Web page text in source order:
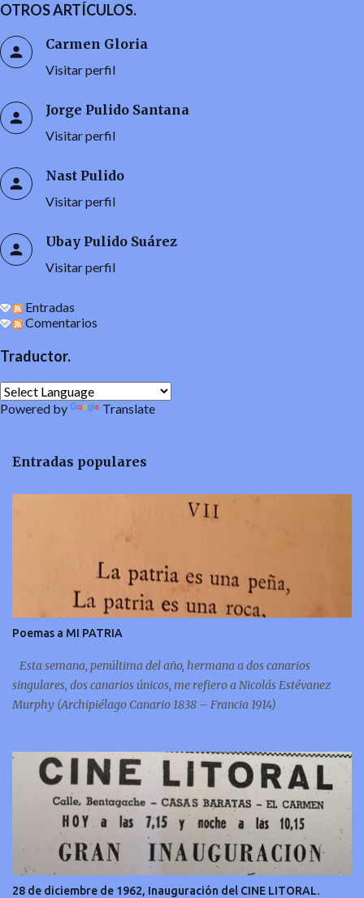
OTROS ARTÍCULOS.
Carmen Gloria
Visitar perfil
Jorge Pulido Santana
Visitar perfil
Nast Pulido
Visitar perfil
Ubay Pulido Suárez
Visitar perfil
Entradas
Comentarios
Traductor.
Powered by Translate
Entradas populares
Poemas a MI PATRIA
Esta semana, penúltima del año, hermana a dos canarios
singulares, dos canarios únicos, me refiero a Nicolás Estévanez
Murphy (Archipiélago Canario 1838 – Francia 1914)
28 de diciembre de 1962, Inauguración del CINE LITORAL.